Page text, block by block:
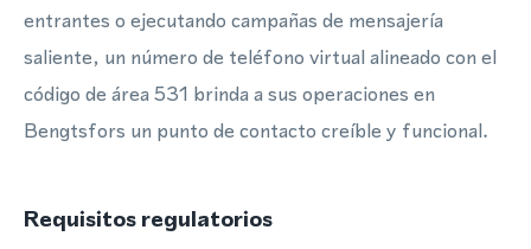
entrantes o ejecutando campañas de mensajería
saliente, un número de teléfono virtual alineado con el
código de área 531 brinda a sus operaciones en
Bengtsfors un punto de contacto creíble y funcional.
Requisitos regulatorios